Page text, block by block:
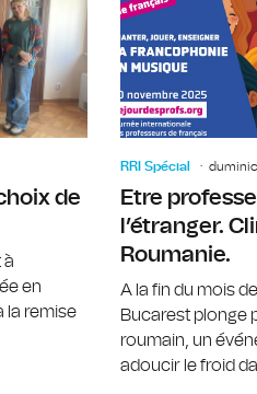
de
à
en
la remise
RRI Spécial
Etre
l’étranger.
Roumanie.
A la fin du mois
Bucarest plonge
roumain, un
adoucir le froid